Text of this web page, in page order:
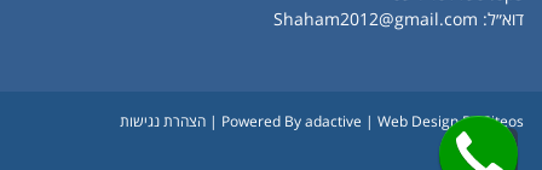
דוא״ל: Shaham2012@gmail.com
Powered Byadactive | Web Design By Siteos | הצהרת נגישות
גלילה